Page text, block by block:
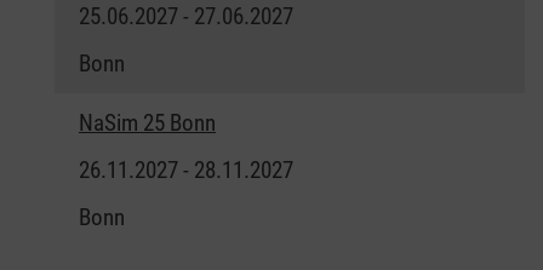
25.06.2027 - 27.06.2027
Bonn
NaSim 25 Bonn
26.11.2027 - 28.11.2027
Bonn